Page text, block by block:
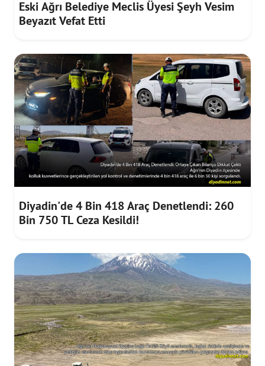
Eski Ağrı Belediye Meclis Üyesi Şeyh Vesim
Beyazıt Vefat Etti
Diyadin'de 4 Bin 418 Araç Denetlendi: 260
Bin 750 TL Ceza Kesildi!